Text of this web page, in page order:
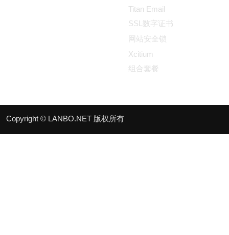
Titan Email
SSL数字证书
网站安全锁
Xcitium
组合套餐
Copyright © LANBO.NET 版权所有